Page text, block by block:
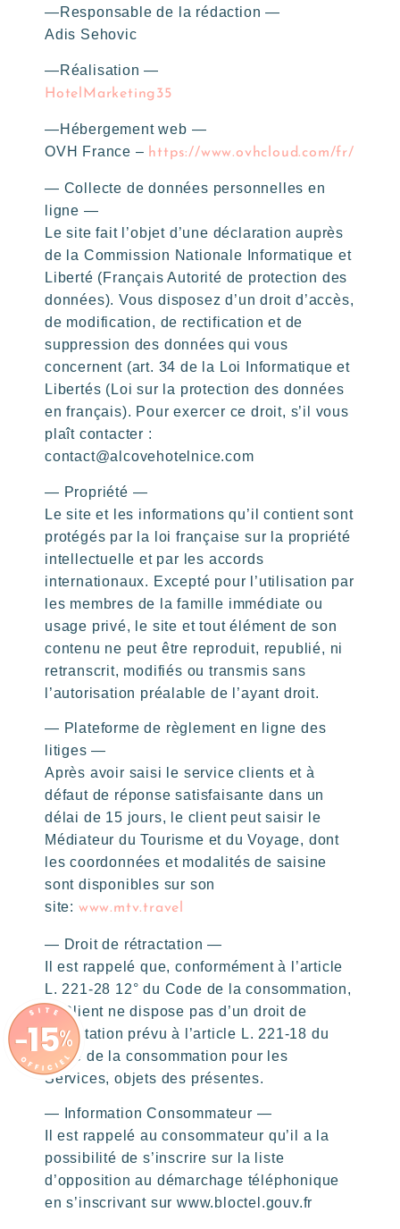
—Responsable de la rédaction —
Adis Sehovic
—Réalisation —
HotelMarketing35
—Hébergement web —
OVH France – https://www.ovhcloud.com/fr/
— Collecte de données personnelles en
ligne —
Le site fait l’objet d’une déclaration auprès
de la Commission Nationale Informatique et
Liberté (Français Autorité de protection des
données). Vous disposez d’un droit d’accès,
de modification, de rectification et de
suppression des données qui vous
concernent (art. 34 de la Loi Informatique et
Libertés (Loi sur la protection des données
en français). Pour exercer ce droit, s’il vous
plaît contacter :
contact@alcovehotelnice.com
— Propriété —
Le site et les informations qu’il contient sont
protégés par la loi française sur la propriété
intellectuelle et par les accords
internationaux. Excepté pour l’utilisation par
les membres de la famille immédiate ou
usage privé, le site et tout élément de son
contenu ne peut être reproduit, republié, ni
retranscrit, modifiés ou transmis sans
l’autorisation préalable de l’ayant droit.
— Plateforme de règlement en ligne des
litiges —
Après avoir saisi le service clients et à
défaut de réponse satisfaisante dans un
délai de 15 jours, le client peut saisir le
Médiateur du Tourisme et du Voyage, dont
les coordonnées et modalités de saisine
sont disponibles sur son
site: www.mtv.travel
— Droit de rétractation —
Il est rappelé que, conformément à l’article
L. 221-28 12° du Code de la consommation,
le Client ne dispose pas d’un droit de
rétractation prévu à l’article L. 221-18 du
Code de la consommation pour les
Services, objets des présentes.
— Information Consommateur —
Il est rappelé au consommateur qu’il a la
possibilité de s’inscrire sur la liste
d’opposition au démarchage téléphonique
en s’inscrivant sur www.bloctel.gouv.fr